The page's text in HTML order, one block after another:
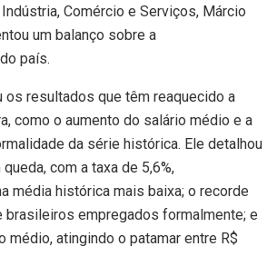
Comércio e Serviços, Márcio
um balanço sobre a
país.
os resultados que têm reaquecido a
como o aumento do salário médio e a
da série histórica. Ele detalhou
com a taxa de 5,6%,
média histórica mais baixa; o recorde
brasileiros empregados formalmente; e
médio, atingindo o patamar entre R$